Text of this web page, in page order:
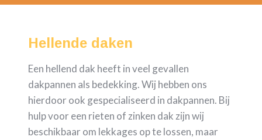
Hellende daken
Een hellend dak heeft in veel gevallen
dakpannen als bedekking. Wij hebben ons
hierdoor ook gespecialiseerd in dakpannen. Bij
hulp voor een rieten of zinken dak zijn wij
beschikbaar om lekkages op te lossen, maar